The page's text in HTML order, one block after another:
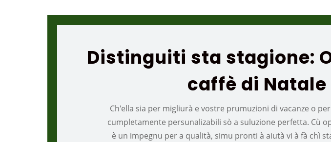
Distinguiti sta stagione:
caffè di
Ch'ella sia per migliurà e vostre prumuzioni di vacanze o
cumpletamente persunalizabili sò a suluzione perfetta. Cù
è un impegnu per a qualità, simu pronti à aiutà vi à fà chì